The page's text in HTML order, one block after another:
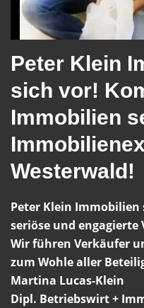
Peter Klein
sich vor!
Immobilien
Westerwald!
Peter Klein
seriöse und
Wir führen Verkäufer
zum Wohle aller
Martina Lucas-Klein
Dipl. Betriebswirt +